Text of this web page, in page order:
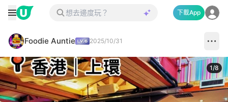
下載App
Foodie Auntie 2025/10/31
1/8